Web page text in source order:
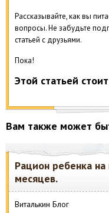
Рассказывайте, как вы
вопросы. Не забудьте
статьей с друзьями.
Пока!
Этой статьей
Вам также может
Рацион ребенка
месяцев.
Виталькин Блог